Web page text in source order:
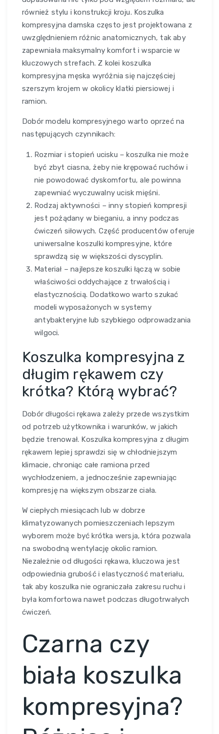
również stylu i konstrukcji kroju. Koszulka
kompresyjna damska często jest projektowana z
uwzględnieniem różnic anatomicznych, tak aby
zapewniała maksymalny komfort i wsparcie w
kluczowych strefach. Z kolei koszulka
kompresyjna męska wyróżnia się najczęściej
szerszym krojem w okolicy klatki piersiowej i
ramion.
Dobór modelu kompresyjnego warto oprzeć na
następujących czynnikach:
Rozmiar i stopień ucisku – koszulka nie może
być zbyt ciasna, żeby nie krępować ruchów i
nie powodować dyskomfortu, ale powinna
zapewniać wyczuwalny ucisk mięśni.
Rodzaj aktywności – inny stopień kompresji
jest pożądany w bieganiu, a inny podczas
ćwiczeń siłowych. Część producentów oferuje
uniwersalne koszulki kompresyjne, które
sprawdzą się w większości dyscyplin.
Materiał – najlepsze koszulki łączą w sobie
właściwości oddychające z trwałością i
elastycznością. Dodatkowo warto szukać
modeli wyposażonych w systemy
antybakteryjne lub szybkiego odprowadzania
wilgoci.
Koszulka kompresyjna z
długim rękawem czy
krótka? Którą wybrać?
Dobór długości rękawa zależy przede wszystkim
od potrzeb użytkownika i warunków, w jakich
będzie trenował. Koszulka kompresyjna z długim
rękawem lepiej sprawdzi się w chłodniejszym
klimacie, chroniąc całe ramiona przed
wychłodzeniem, a jednocześnie zapewniając
kompresję na większym obszarze ciała.
W ciepłych miesiącach lub w dobrze
klimatyzowanych pomieszczeniach lepszym
wyborem może być krótka wersja, która pozwala
na swobodną wentylację okolic ramion.
Niezależnie od długości rękawa, kluczowa jest
odpowiednia grubość i elastyczność materiału,
tak aby koszulka nie ograniczała zakresu ruchu i
była komfortowa nawet podczas długotrwałych
ćwiczeń.
Czarna czy
biała koszulka
kompresyjna?